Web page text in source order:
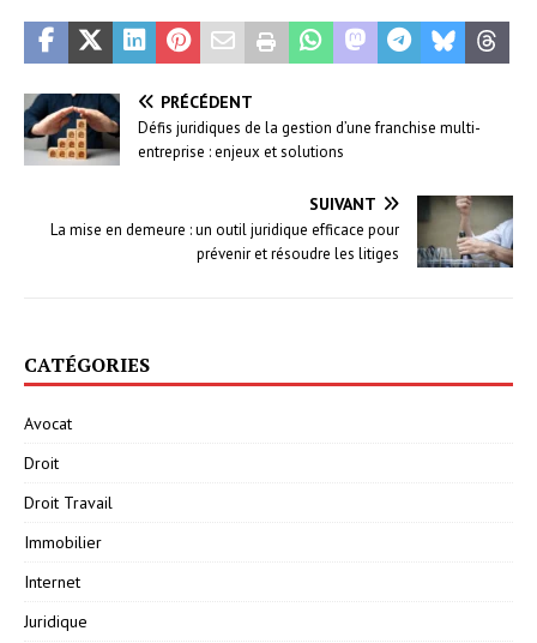
PRÉCÉDENT
Défis juridiques de la gestion d’une franchise multi-
entreprise : enjeux et solutions
SUIVANT
La mise en demeure : un outil juridique efficace pour
prévenir et résoudre les litiges
CATÉGORIES
Avocat
Droit
Droit Travail
Immobilier
Internet
Juridique